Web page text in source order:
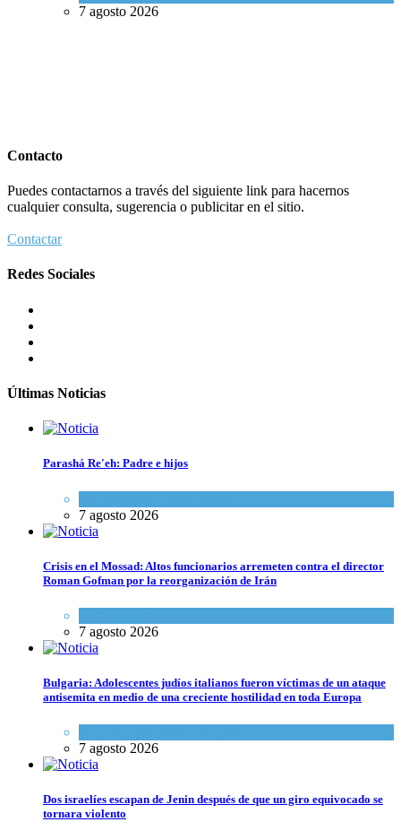
7 agosto 2026
Contacto
Puedes contactarnos a través del siguiente link para hacernos
cualquier consulta, sugerencia o publicitar en el sitio.
Contactar
Redes Sociales
Últimas Noticias
Parashá Re'eh: Padre e hijos
7 agosto 2026
Crisis en el Mossad: Altos funcionarios arremeten contra el director
Roman Gofman por la reorganización de Irán
7 agosto 2026
Bulgaria: Adolescentes judíos italianos fueron víctimas de un ataque
antisemita en medio de una creciente hostilidad en toda Europa
7 agosto 2026
Dos israelíes escapan de Jenin después de que un giro equivocado se
tornara violento